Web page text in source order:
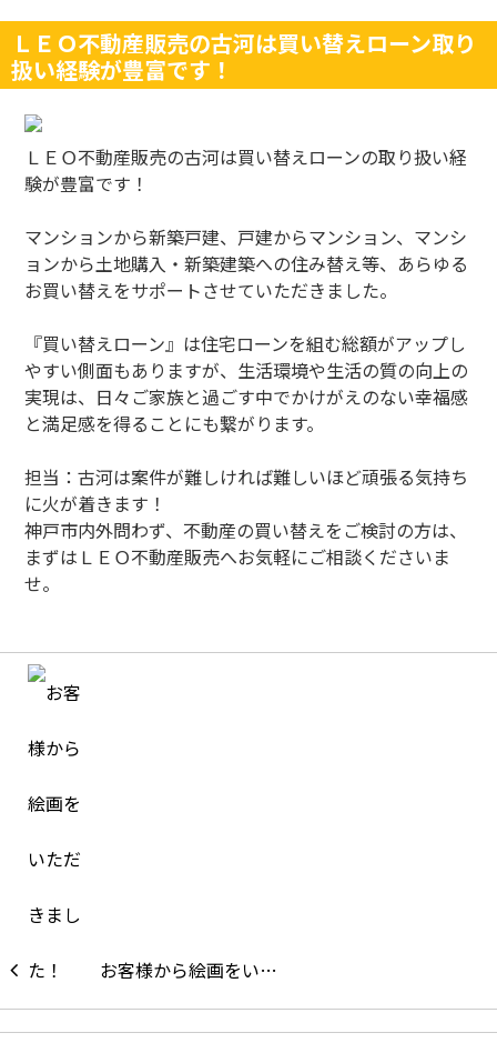
ＬＥＯ不動産販売の古河は買い替えローン取り
扱い経験が豊富です！
ＬＥＯ不動産販売の古河は買い替えローンの取り扱い経
験が豊富です！
マンションから新築戸建、戸建からマンション、マンシ
ョンから土地購入・新築建築への住み替え等、あらゆる
お買い替えをサポートさせていただきました。
『買い替えローン』は住宅ローンを組む総額がアップし
やすい側面もありますが、生活環境や生活の質の向上の
実現は、日々ご家族と過ごす中でかけがえのない幸福感
と満足感を得ることにも繋がります。
担当：古河は案件が難しければ難しいほど頑張る気持ち
に火が着きます！
神戸市内外問わず、不動産の買い替えをご検討の方は、
まずはＬＥＯ不動産販売へお気軽にご相談くださいま
せ。
お客様から絵画をい…